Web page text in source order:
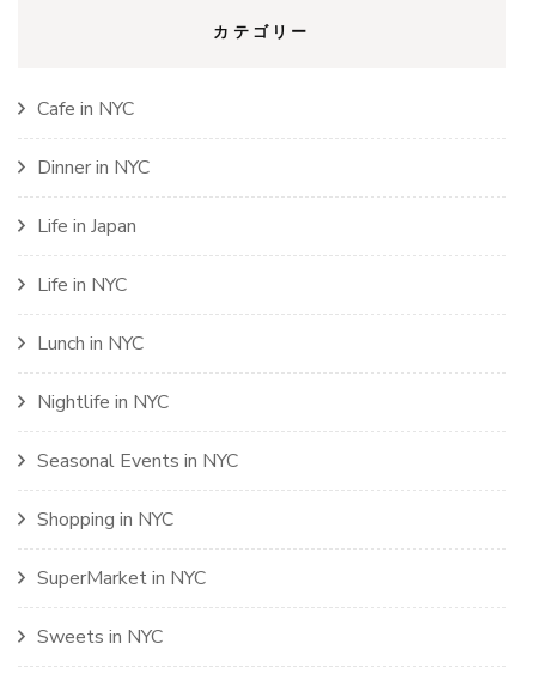
カテゴリー
Cafe in NYC
Dinner in NYC
Life in Japan
Life in NYC
Lunch in NYC
Nightlife in NYC
Seasonal Events in NYC
Shopping in NYC
SuperMarket in NYC
Sweets in NYC